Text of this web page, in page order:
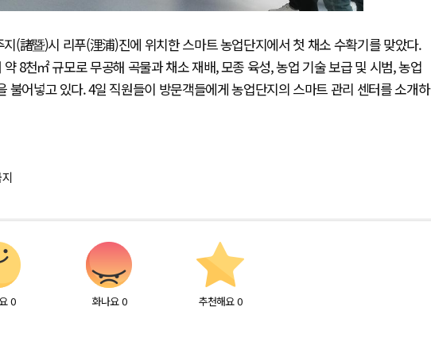
(諸暨)시 리푸(浬浦)진에 위치한 스마트 농업단지에서 첫 채소 수확기를 맞았다.
8천㎡ 규모로 무공해 곡물과 채소 재배, 모종 육성, 농업 기술 보급 및 시범, 농업
불어넣고 있다. 4일 직원들이 방문객들에게 농업단지의 스마트 관리 센터를 소개하
0 화나요 0 추천해요 0